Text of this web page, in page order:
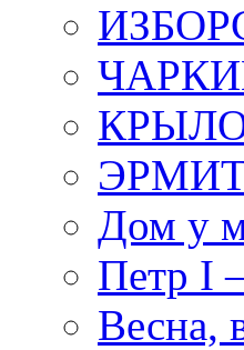
Дом у
Петр I
Весна,